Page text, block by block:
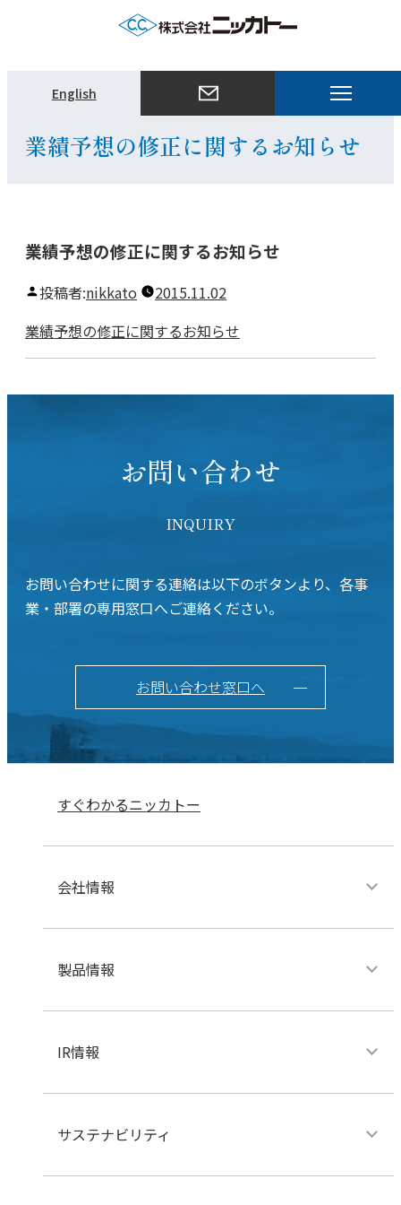
English
ー
業績予想の修正に関するお知らせ
業績予想の修正に関するお知らせ
投稿者:nikkato
2015.11.02
業績予想の修正に関するお知らせ
お問い合わせ
INQUIRY
お問い合わせに関する連絡は以下のボタンより、各事
業・部署の専用窓口へご連絡ください。
お問い合わせ窓口へ
すぐわかるニッカトー
会社情報
製品情報
IR情報
サステナビリティ